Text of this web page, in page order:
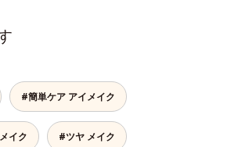
#簡単ケア アイメイク
イク #ツヤ メイク